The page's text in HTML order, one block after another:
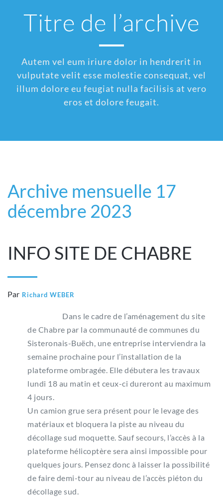
Titre de l’archive
Autem vel eum iriure dolor in hendrerit in
vulputate velit esse molestie consequat, vel
illum dolore eu feugiat nulla facilisis at vero
eros et dolore feugait.
Archive mensuelle 17
décembre 2023
INFO SITE DE CHABRE
Par Richard WEBER
Dans le cadre de l’aménagement du site
de Chabre par la communauté de communes du
Sisteronais-Buëch, une entreprise interviendra la
semaine prochaine pour l’installation de la
plateforme ombragée. Elle débutera les travaux
lundi 18 au matin et ceux-ci dureront au maximum
4 jours.
Un camion grue sera présent pour le levage des
matériaux et bloquera la piste au niveau du
décollage sud moquette. Sauf secours, l’accès à la
plateforme hélicoptère sera ainsi impossible pour
quelques jours. Pensez donc à laisser la possibilité
de faire demi-tour au niveau de l’accès piéton du
décollage sud.